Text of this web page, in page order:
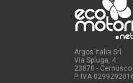
Argos Italia Srl
Via Spluga, 4
23870 -
P. IVA